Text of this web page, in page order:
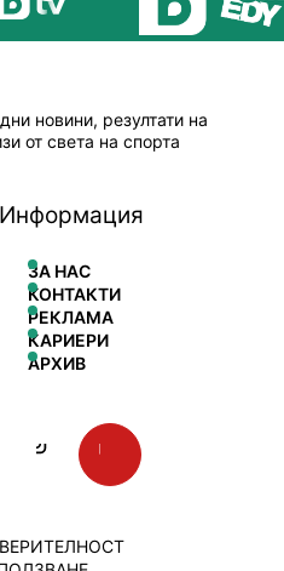
новини, резултати на
от света на спорта
Информация
ЗА НАС
КОНТАКТИ
РЕКЛАМА
КАРИЕРИ
АРХИВ